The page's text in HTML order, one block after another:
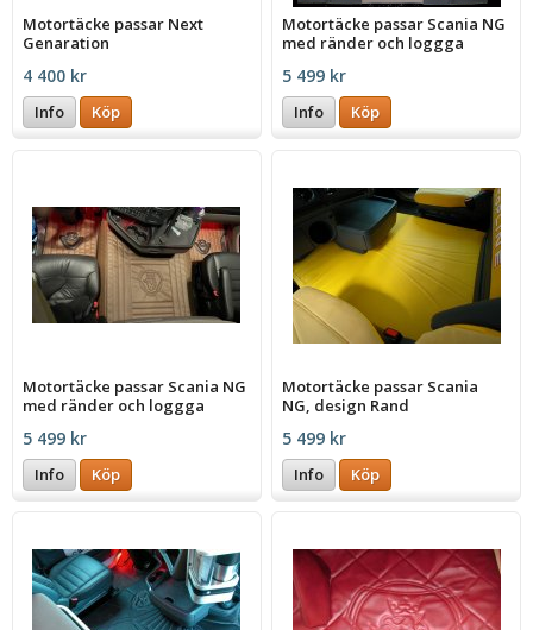
Motortäcke passar Next
Genaration
4 400 kr
Info Köp
Motortäcke passar Scania NG
med ränder och loggga
5 499 kr
Info Köp
Motortäcke passar Scania NG
med ränder och loggga
5 499 kr
Info Köp
Motortäcke passar Scania
NG, design Rand
5 499 kr
Info Köp